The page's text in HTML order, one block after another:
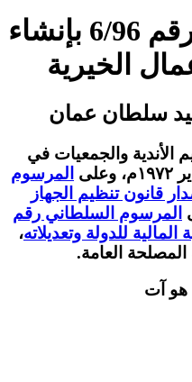
مرسوم سلطاني رقم 6/96 بإنشاء
الخيرية
سلطان عمان
الأندية والجمعيات في
وعلى المرسوم
رقم ٢٦ / ٧٥ بإصدار قانون تنظيم الجهاز
المرسوم السلطاني رقم
،
العامة.
هو آت